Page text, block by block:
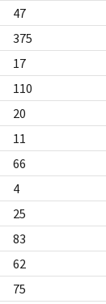
47
375
17
110
20
11
66
4
25
83
62
75